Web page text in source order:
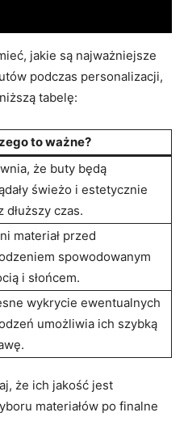
jakie są najważniejsze
podczas personalizacji,
tabelę:
to ważne?
że buty będą
świeżo i estetycznie
dłuższy czas.
materiał przed
spowodowanym
i słońcem.
wykrycie ewentualnych
umożliwia ich szybką
że ich jakość jest
materiałów po finalne